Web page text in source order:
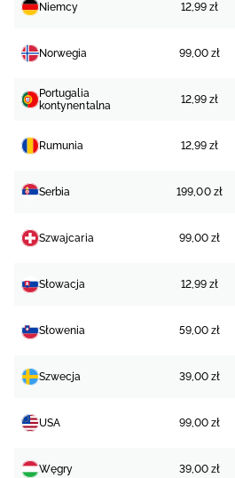
Niemcy 12,99 zł
Norwegia 99,00 zł
Portugalia
kontynentalna
12,99 zł
Rumunia 12,99 zł
Serbia 199,00 zł
Szwajcaria 99,00 zł
Słowacja 12,99 zł
Słowenia 59,00 zł
Szwecja 39,00 zł
USA 99,00 zł
Węgry 39,00 zł